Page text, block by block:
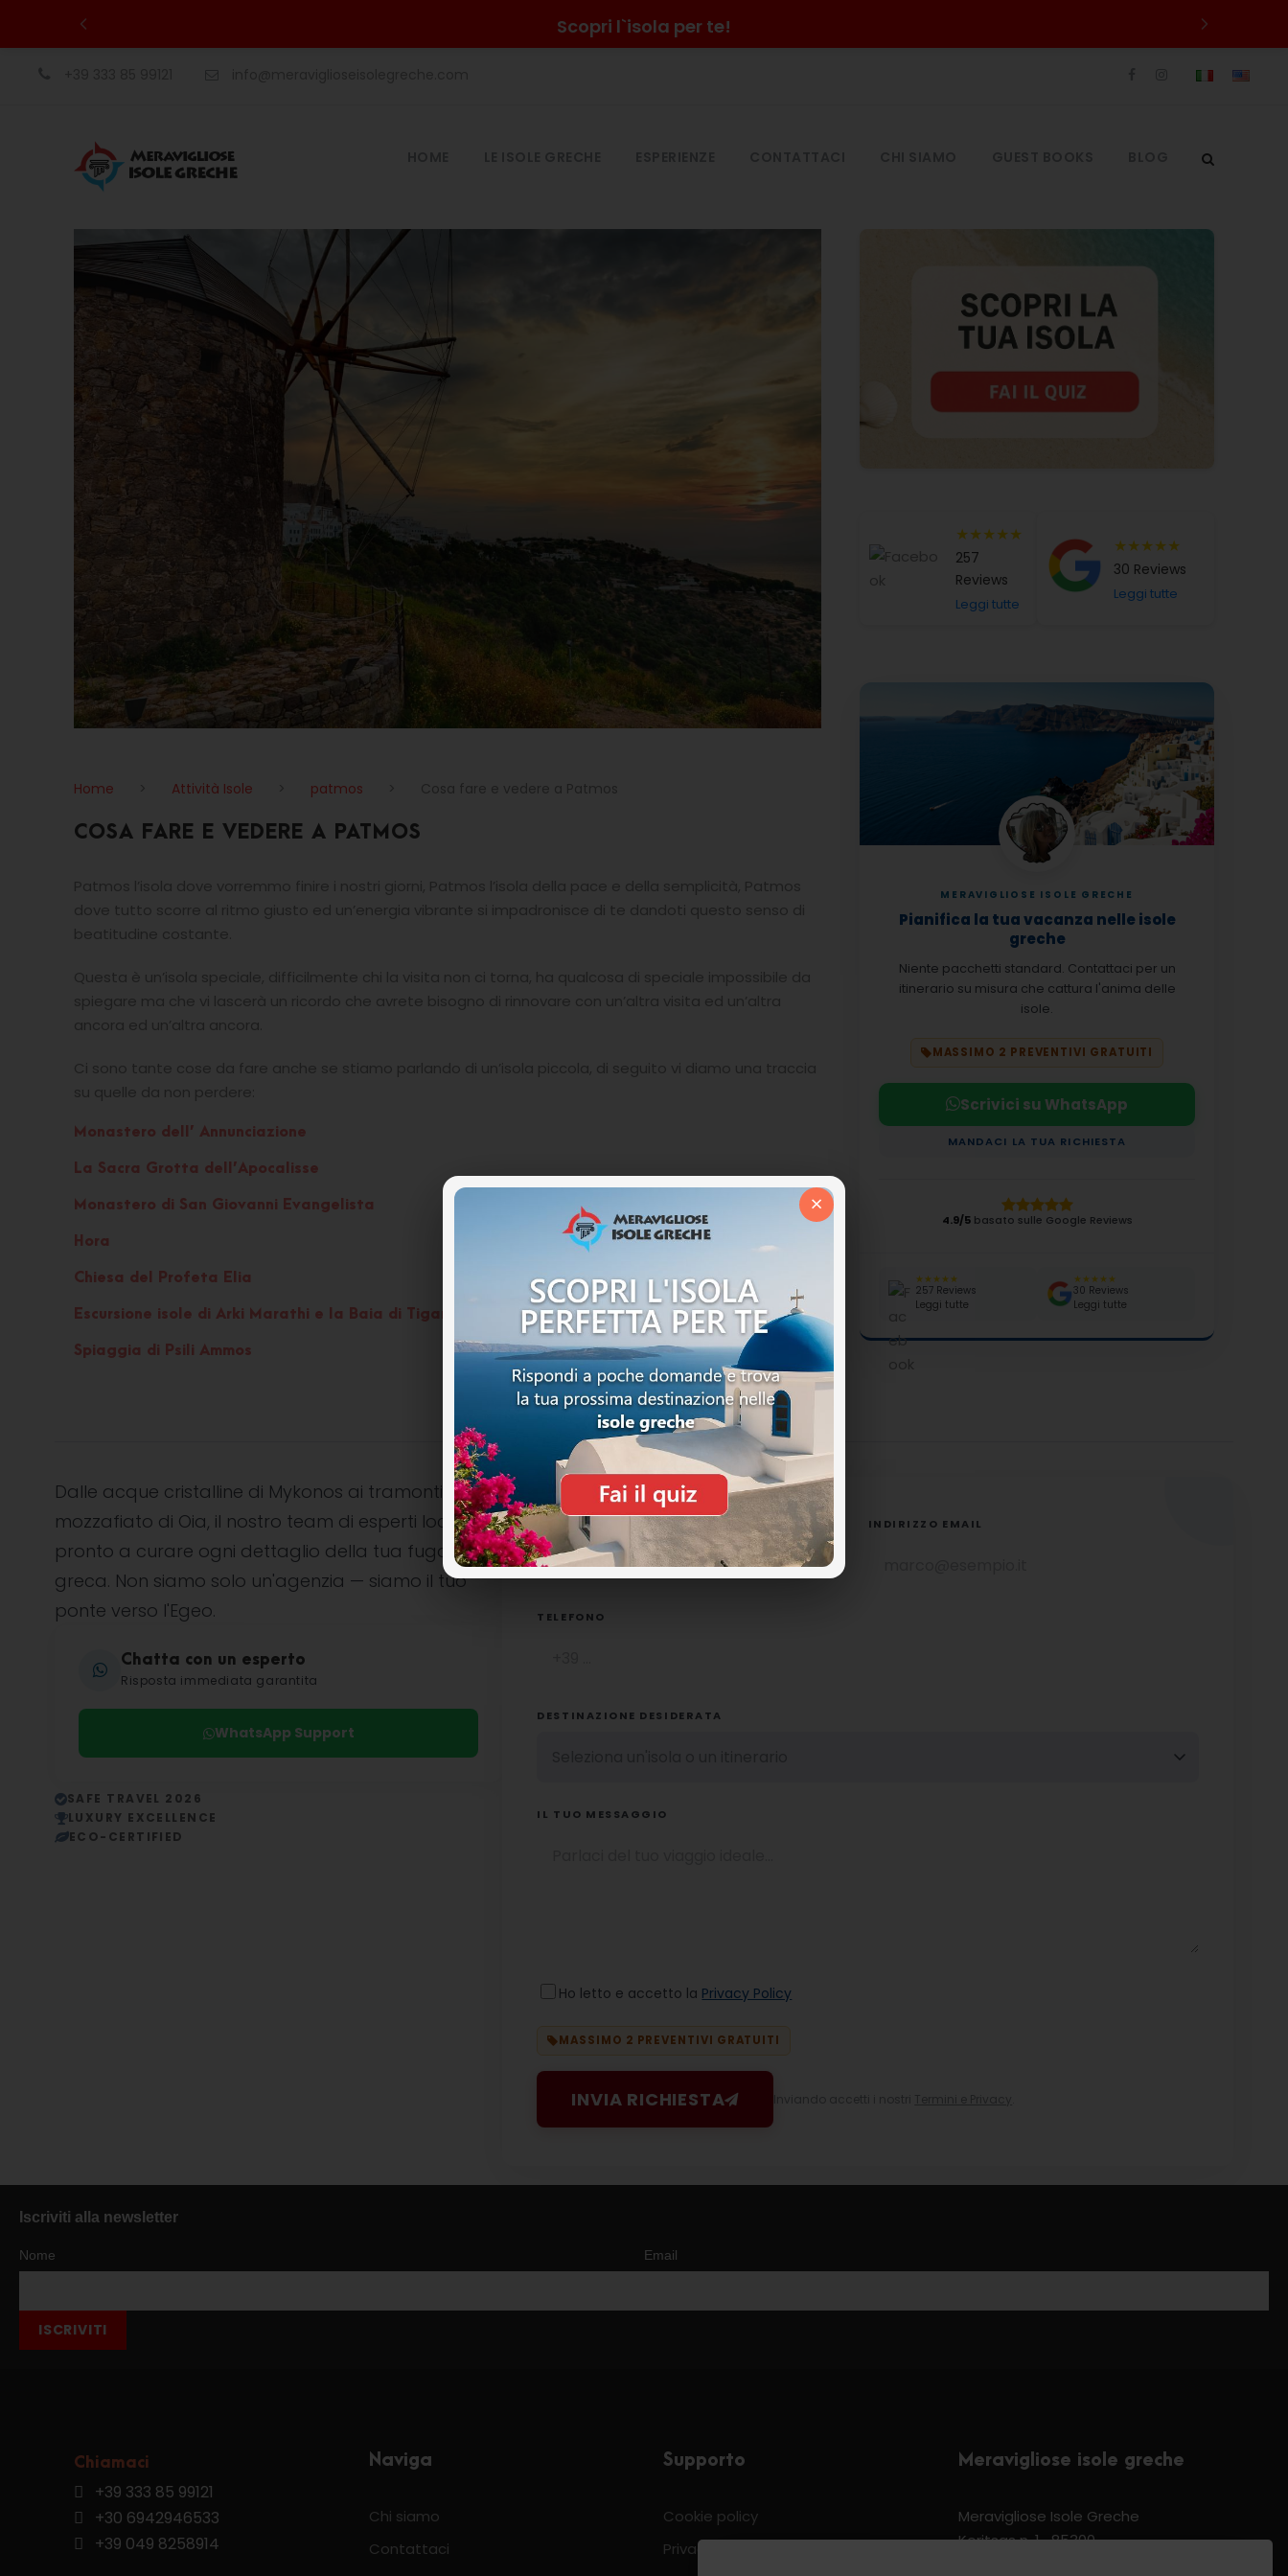
Scopri l`isola per te!
Home Attività Isole patmos
COSA FARE E VEDERE A PATMOS
Monastero dell’ Annunciazione
La Sacra Grotta dell’Apocalisse
Monastero di San Giovanni Evangelista
Hora
Chiesa del Profeta Elia
Escursione isole di Arki Marathi e la Baia di Tiganakia
Spiaggia di Psili Ammos
★★★★★
257
Reviews
Leggi tutte
★★★★★
30 Reviews
Leggi tutte
MERAVIGLIOSE ISOLE GRECHE
Pianifica la tua vacanza nelle isole
greche
Niente pacchetti standard. Contattaci per un
itinerario su misura che cattura l'anima delle
isole.
MASSIMO 2 PREVENTIVI GRATUITI
Scrivici su WhatsApp
MANDACI LA TUA RICHIESTA
4.9/5basato sulle Google Reviews
★★★★★
257 Reviews
Leggi tutte
★★★★★
30 Reviews
Leggi tutte
Dalle acque cristalline di Mykonos ai tramonti
mozzafiato di Oia, il nostro team di esperti locali è
pronto a curare ogni dettaglio della tua fuga
greca. Non siamo solo un'agenzia — siamo il tuo
ponte verso l'Egeo.
Chatta con un esperto
Risposta immediata garantita
WhatsApp Support
SAFE TRAVEL 2026
LUXURY EXCELLENCE
ECO-CERTIFIED
NOME COMPLETO INDIRIZZO EMAIL
TELEFONO
DESTINAZIONE DESIDERATA
IL TUO MESSAGGIO
Ho letto e accetto la Privacy Policy
MASSIMO 2 PREVENTIVI GRATUITI
INVIA RICHIESTA
Iscriviti alla newsletter
Nome Email
ISCRIVITI
Chiamaci
+39 333 85 99121
+30 6942946533
+39 049 8258914
Naviga
Chi siamo
Contattaci
Supporto
Cookie policy
Privacy & Policy
Meravigliose isole greche
Meravigliose Isole Greche
Koritsas n. 1 -85300
×